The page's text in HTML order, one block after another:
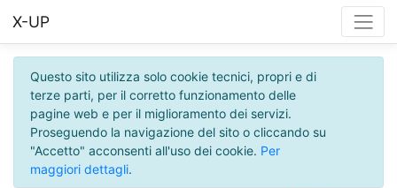
X-UP
Questo sito utilizza solo cookie tecnici, propri e di
terze parti, per il corretto funzionamento delle
pagine web e per il miglioramento dei servizi.
Proseguendo la navigazione del sito o cliccando su
"Accetto" acconsenti all'uso dei cookie. Per
maggiori dettagli.